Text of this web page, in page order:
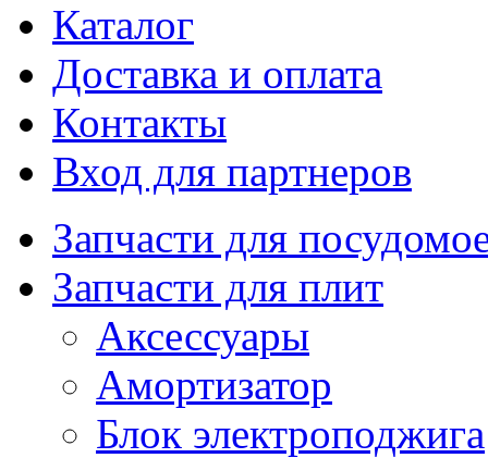
Каталог
Доставка и оплата
Контакты
Вход для партнеров
Запчасти для
Запчасти для плит
Аксессуары
Амортизатор
Блок электроподжига